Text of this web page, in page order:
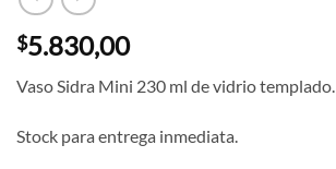
$5.830,00
Vaso Sidra Mini 230 ml de vidrio templado.
Stock para entrega inmediata.